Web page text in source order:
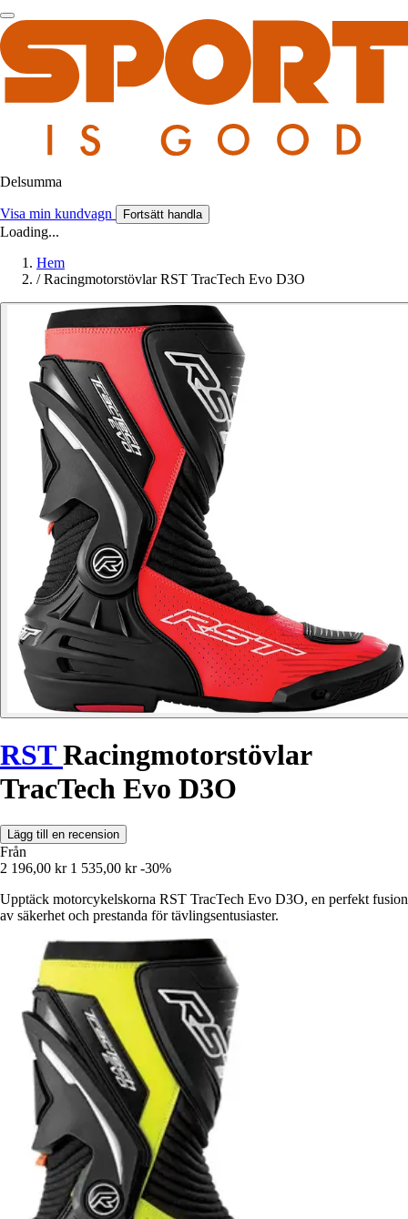
Delsumma
Visa min kundvagn Fortsätt handla
Loading...
Hem
/ Racingmotorstövlar RST TracTech Evo D3O
RSTRacingmotorstövlar
TracTech Evo D3O
Lägg till en recension
Från
2 196,00 kr 1 535,00 kr -30%
Upptäck motorcykelskorna RST TracTech Evo D3O, en perfekt fusion
av säkerhet och prestanda för tävlingsentusiaster.